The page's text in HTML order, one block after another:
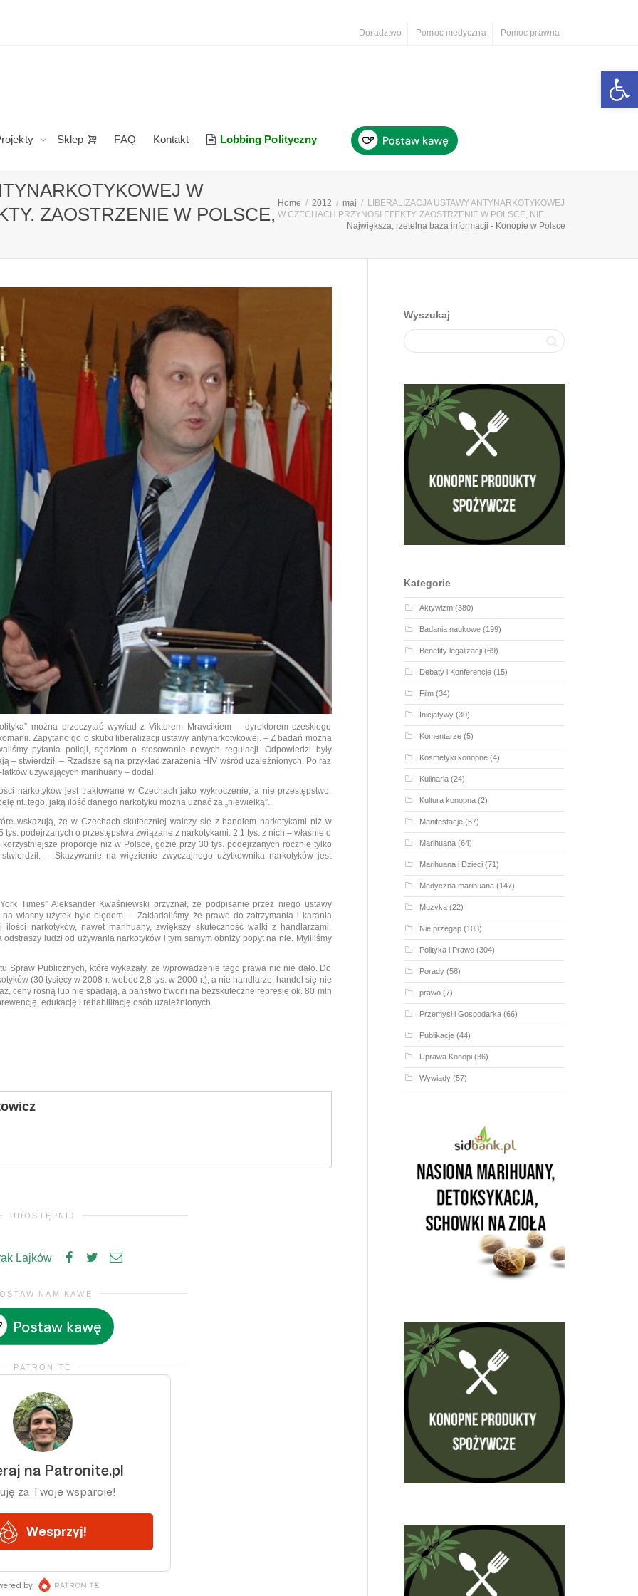
Doradztwo Pomoc medyczna Pomoc prawna
Sklep FAQ Kontakt Lobbing Polityczny
W
ZAOSTRZENIE W POLSCE,
Home 2012 maj
LIBERALIZACJA USTAWY ANTYNARKOTYKOWEJ
W CZECHACH PRZYNOSI EFEKTY. ZAOSTRZENIE W POLSCE, NIE
Największa, rzetelna baza informacji - Konopie w Polsce
można przeczytać wywiad z Viktorem Mravcikiem – dyrektorem czeskiego
Zapytano go o skutki liberalizacji ustawy antynarkotykowej. – Z badań można
pytania policji, sędziom o stosowanie nowych regulacji. Odpowiedzi były
– stwierdził. – Rzadsze są na przykład zarażenia HIV wśród uzależnionych. Po raz
używających marihuany – dodał.
narkotyków jest traktowane w Czechach jako wykroczenie, a nie przestępstwo.
nt. tego, jaką ilość danego narkotyku można uznać za „niewielką”.
wskazują, że w Czechach skuteczniej walczy się z handlem narkotykami niż w
tys. podejrzanych o przestępstwa związane z narkotykami. 2,1 tys. z nich – właśnie o
proporcje niż w Polsce, gdzie przy 30 tys. podejrzanych rocznie tylko
– Skazywanie na więzienie zwyczajnego użytkownika narkotyków jest
Times” Aleksander Kwaśniewski przyznał, że podpisanie przez niego ustawy
własny użytek było błędem. – Zakładaliśmy, że prawo do zatrzymania i karania
narkotyków, nawet marihuany, zwiększy skuteczność walki z handlarzami.
odstraszy ludzi od używania narkotyków i tym samym obniży popyt na nie. Myliliśmy
Spraw Publicznych, które wykazały, że wprowadzenie tego prawa nic nie dało. Do
(30 tysięcy w 2008 r. wobec 2,8 tys. w 2000 r.), a nie handlarze, handel się nie
ceny rosną lub nie spadają, a państwo trwoni na bezskuteczne represje ok. 80 mln
edukację i rehabilitację osób uzależnionych.
UDOSTĘPNIJ
Lajków
NAM KAWĘ
PATRONITE
Wyszukaj
Kategorie
Aktywizm(380)
Badania naukowe(199)
Benefity legalizacji(69)
Debaty i Konferencje(15)
Film(34)
Inicjatywy(30)
Komentarze(5)
Kosmetyki konopne(4)
Kulinaria(24)
Kultura konopna(2)
Manifestacje(57)
Marihuana(64)
Marihuana i Dzieci(71)
Medyczna marihuana(147)
Muzyka(22)
Nie przegap(103)
Polityka i Prawo(304)
Porady(58)
prawo(7)
Przemysł i Gospodarka(66)
Publikacje(44)
Uprawa Konopi(36)
Wywiady(57)